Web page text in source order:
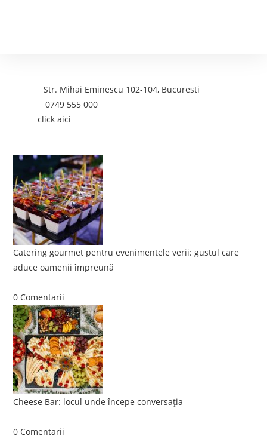
Adresa:Str. Mihai Eminescu 102-104, Bucuresti
Telefon:0749 555 000
Email:click aici
Catering gourmet pentru evenimentele verii: gustul care
aduce oamenii împreună
0 Comentarii
Cheese Bar: locul unde începe conversația
0 Comentarii